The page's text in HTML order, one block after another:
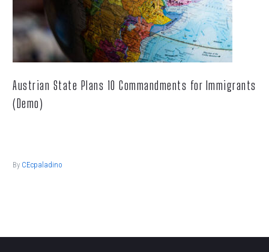
Austrian State Plans 10 Commandments for Immigrants
(Demo)
By CEcpaladino